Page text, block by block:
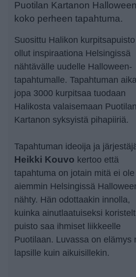
Puotilan Kartanon
koko perheen tapahtuma.
Suosittu Halikon
ollut inspiraationa Helsingissä
nähtävälle uudelle Halloween-
tapahtumalle. Tapahtuman
jopa 3000 kurpitsaa tuodaan
Halikosta valaisemaan Puotilan
Kartanon syksyistä pihapiiriä.
Tapahtuman ideoija ja
Heikki Kouvo kertoo että
tapahtuma on jotain mitä ei ole
aiemmin Helsingissä
nähty. Hän odottaakin innolla,
kuinka ainutlaatuiseksi
puisto saa ihmiset liikkeelle
Puotilaan. Luvassa on elämys
lapsille kuin aikuisillekin.